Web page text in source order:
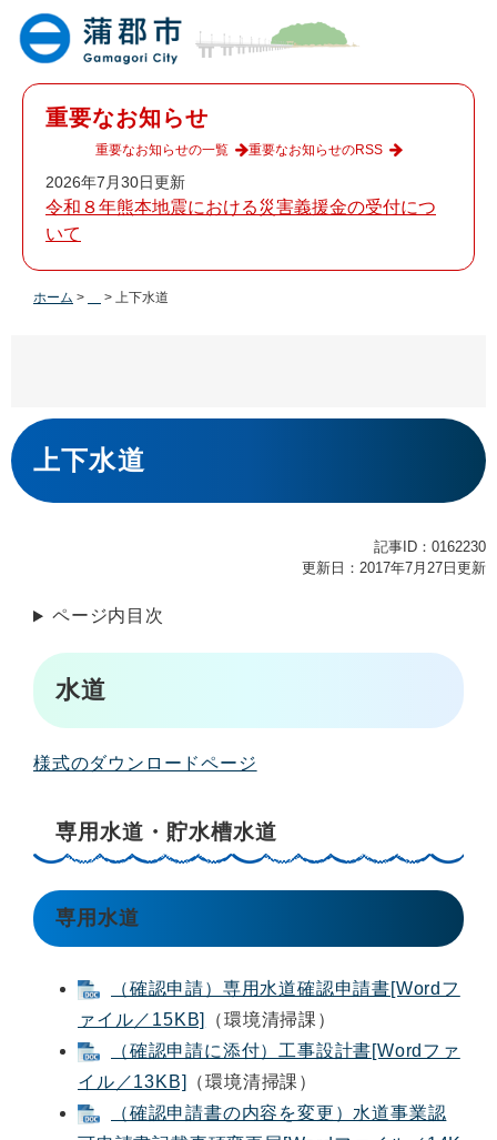
重要なお知らせ
2026年7月30日更新
令和８年熊本地震における災害義援金の受付につ
いて
重要なお知らせの一覧 重要なお知らせのRSS
ホーム > > 上下水道
本
文
上下水道
記事ID：0162230
更新日：2017年7月27日更新
ページ内目次
水道
様式のダウンロードページ
専用水道・貯水槽水道
専用水道
（確認申請）専用水道確認申請書[Wordフ
ァイル／15KB]
（環境清掃課）
（確認申請に添付）工事設計書[Wordファ
イル／13KB]
（環境清掃課）
（確認申請書の内容を変更）水道事業認